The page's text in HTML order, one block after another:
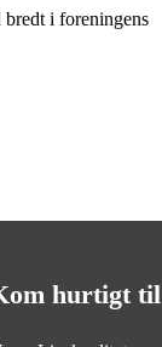
i foreningens
hurtigt til